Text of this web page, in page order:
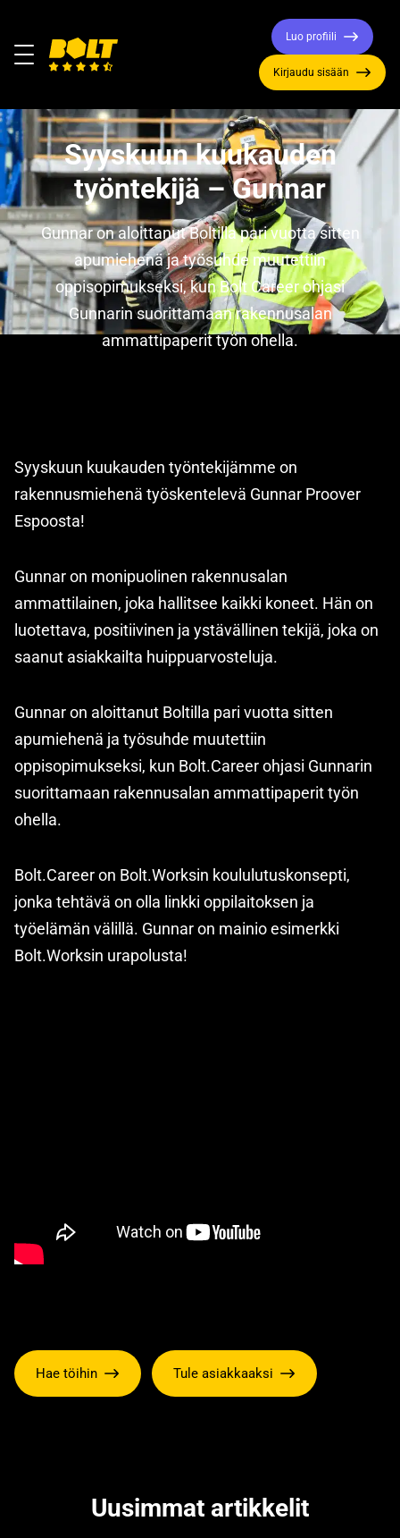
Valikko
etusivulle
Luo profiili
Kirjaudu sisään
Syyskuun kuukauden
työntekijä – Gunnar
Gunnar on aloittanut Boltilla pari vuotta sitten
apumiehenä ja työsuhde muutettiin
oppisopimukseksi, kun Bolt Career ohjasi
Gunnarin suorittamaan rakennusalan
ammattipaperit työn ohella.
Syyskuun kuukauden työntekijämme on
rakennusmiehenä työskentelevä Gunnar Proover
Espoosta!
Gunnar on monipuolinen rakennusalan
ammattilainen, joka hallitsee kaikki koneet. Hän on
luotettava, positiivinen ja ystävällinen tekijä, joka on
saanut asiakkailta huippuarvosteluja. ️
Gunnar on aloittanut Boltilla pari vuotta sitten
apumiehenä ja työsuhde muutettiin
oppisopimukseksi, kun Bolt.Career ohjasi Gunnarin
suorittamaan rakennusalan ammattipaperit työn
ohella.
Bolt.Career on Bolt.Worksin koululutuskonsepti,
jonka tehtävä on olla linkki oppilaitoksen ja
työelämän välillä. Gunnar on mainio esimerkki
Bolt.Worksin urapolusta!
Hae töihin Tule asiakkaaksi
Uusimmat artikkelit